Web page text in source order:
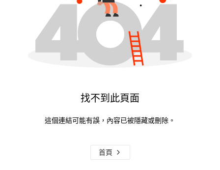
找不到此頁面
這個連結可能有誤，內容已被隱藏或刪除。
首頁